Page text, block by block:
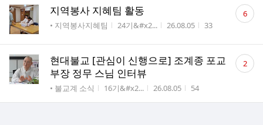
지역봉사 지혜팀 활동
게시판명
• 지역봉사지혜팀 작성자
24기&#x2... 작성시간
26.08.05 조회수
33
댓
글 6
현대불교 [관심이 신행으로] 조계종 포교
부장 정무 스님 인터뷰
게시판명
• 불교계 소식 작성자
16기&#x2... 작성시간
26.08.05 조회수
54
댓
글 2